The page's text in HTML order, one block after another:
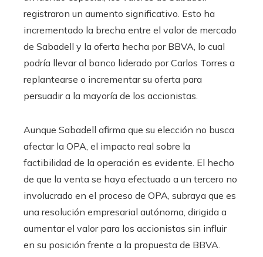
registraron un aumento significativo. Esto ha
incrementado la brecha entre el valor de mercado
de Sabadell y la oferta hecha por BBVA, lo cual
podría llevar al banco liderado por Carlos Torres a
replantearse o incrementar su oferta para
persuadir a la mayoría de los accionistas.
Aunque Sabadell afirma que su elección no busca
afectar la OPA, el impacto real sobre la
factibilidad de la operación es evidente. El hecho
de que la venta se haya efectuado a un tercero no
involucrado en el proceso de OPA, subraya que es
una resolución empresarial autónoma, dirigida a
aumentar el valor para los accionistas sin influir
en su posición frente a la propuesta de BBVA.